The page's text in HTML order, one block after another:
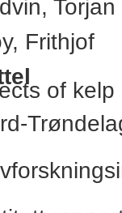
Torjan
Frithjof
of